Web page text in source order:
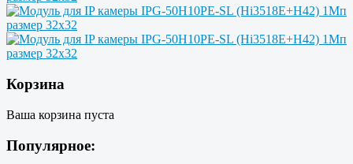
Корзина
Ваша корзина пуста
Популярное: